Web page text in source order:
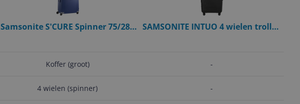
Samsonite S'CURE Spinner 75/28 -
Koffer (groot)
4 wielen (spinner)
SAMSONITE INTUO 4 wielen trolley
-
-